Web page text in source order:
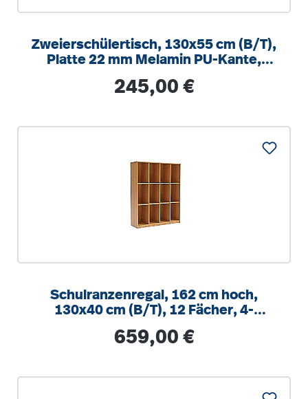
Zweierschülertisch, 130x55 cm (B/T),
Platte 22 mm Melamin PU-Kante,
Regulärer Preis:
245,00 €
Schulranzenregal, 162 cm hoch,
130x40 cm (B/T), 12 Fächer, 4-
Regulärer Preis:
659,00 €